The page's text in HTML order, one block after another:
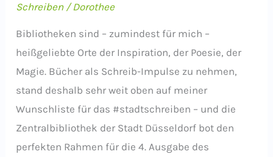
Schreiben/Dorothee
Bibliotheken sind – zumindest für mich –
heißgeliebte Orte der Inspiration, der Poesie, der
Magie. Bücher als Schreib-Impulse zu nehmen,
stand deshalb sehr weit oben auf meiner
Wunschliste für das #stadtschreiben – und die
Zentralbibliothek der Stadt Düsseldorf bot den
perfekten Rahmen für die 4. Ausgabe des